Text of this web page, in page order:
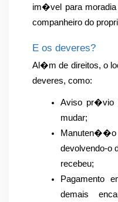
im�vel para
companheiro do
E os deveres?
Al�m de direitos, o
deveres, como:
Aviso pr�vio
mudar;
devolvendo-o
recebeu;
Pagamento
demais